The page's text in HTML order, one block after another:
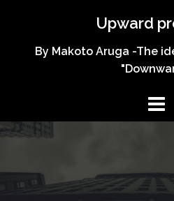
ス
キ
Upward
By Makoto Aruga -The